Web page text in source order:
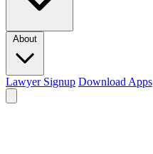
About
Lawyer Signup Download Apps